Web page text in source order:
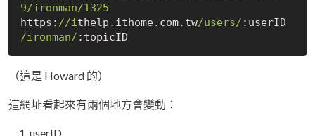
9/ironman/1325
https: //ithelp.ithome.com.tw/users/
/ironman/
（這是 Howard 的）
這網址看起來有兩個地方會變動：
userID